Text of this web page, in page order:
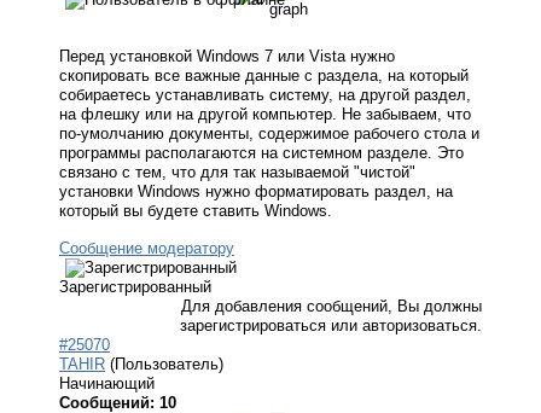
Перед установкой Windows 7 или Vista нужно
скопировать все важные данные с раздела, на который
собираетесь устанавливать систему, на другой раздел,
на флешку или на другой компьютер. Не забываем, что
по-умолчанию документы, содержимое рабочего стола и
программы располагаются на системном разделе. Это
связано с тем, что для так называемой "чистой"
установки Windows нужно форматировать раздел, на
который вы будете ставить Windows.
Сообщение модератору
Зарегистрированный
Для добавления сообщений, Вы должны
зарегистрироваться или авторизоваться.
#25070
TAHIR (Пользователь)
Начинающий
Сообщений: 10